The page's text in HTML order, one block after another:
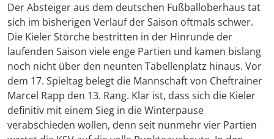
Der Absteiger aus dem deutschen Fußballoberhaus tat
sich im bisherigen Verlauf der Saison oftmals schwer.
Die Kieler Störche bestritten in der Hinrunde der
laufenden Saison viele enge Partien und kamen bislang
noch nicht über den neunten Tabellenplatz hinaus. Vor
dem 17. Spieltag belegt die Mannschaft von Cheftrainer
Marcel Rapp den 13. Rang. Klar ist, dass sich die Kieler
definitiv mit einem Sieg in die Winterpause
verabschieden wollen, denn seit nunmehr vier Partien